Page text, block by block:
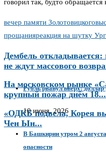
говорил так, будто
вечер памяти Золотовицкого
прощанияреакция на шутку
Дембель
не ждут массового
На московском рынке
крупный пожар днём 18...
«ОДКБ подвела, Корея
Чен Ын...
Рубль рванул вверх:
10 июня, 2026
В Башкирии утром 2
опасности